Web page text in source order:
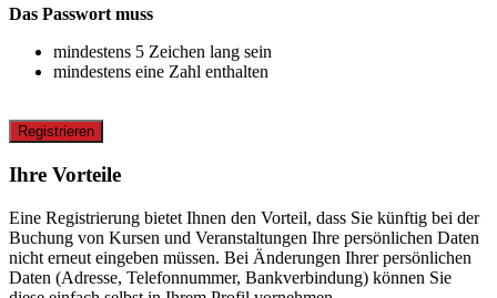
Das Passwort muss
mindestens 5 Zeichen lang sein
mindestens eine Zahl enthalten
Registrieren
Ihre Vorteile
Eine Registrierung bietet Ihnen den Vorteil, dass Sie künftig bei der
Buchung von Kursen und Veranstaltungen Ihre persönlichen Daten
nicht erneut eingeben müssen. Bei Änderungen Ihrer persönlichen
Daten (Adresse, Telefonnummer, Bankverbindung) können Sie